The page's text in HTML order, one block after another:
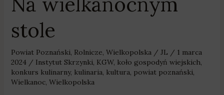
stole
Powiat Poznański Rolnicze Wielkopolska / JL / 1 marca
2024 / Instytut Skrzynki KGW, koło gospodyń wiejskich
konkurs kulinarny, kulinaria kultura powiat poznański
Wielkanoc, Wielkopolska